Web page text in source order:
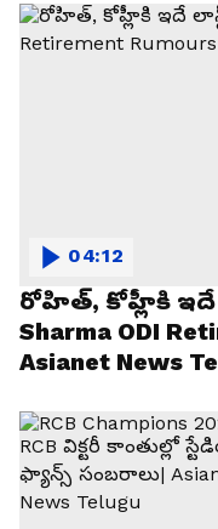
రోహిత్, కోహ్లీకి
Sharma ODI
Asianet News
04:12